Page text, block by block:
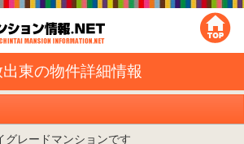
東の物件詳細情報
グレードマンションです